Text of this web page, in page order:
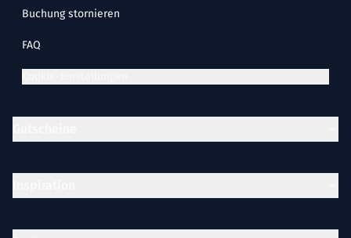
Buchung stornieren
FAQ